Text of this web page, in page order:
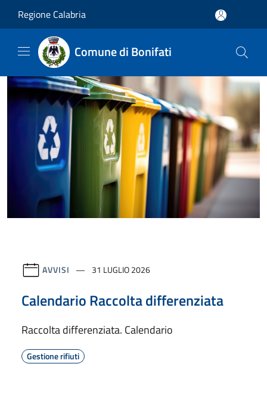
Regione Calabria
Comune di Bonifati
AVVISI 31 LUGLIO 2026
Calendario Raccolta differenziata
Raccolta differenziata. Calendario
Gestione rifiuti